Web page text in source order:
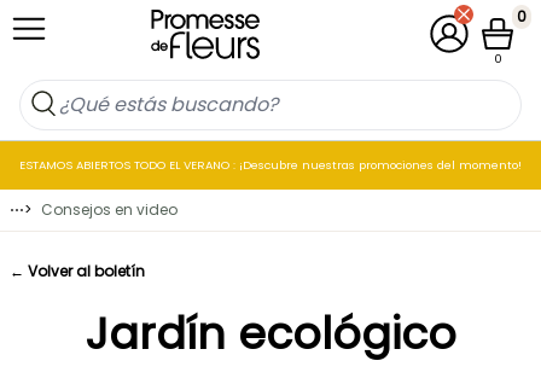
Ir al contenido Mi cuenta
Cesta
0
0
ESTAMOS ABIERTOS TODO EL VERANO : ¡Descubre nuestras promociones del momento!
⋯> Consejos en video
Jardín ecológico
← Volver al boletín